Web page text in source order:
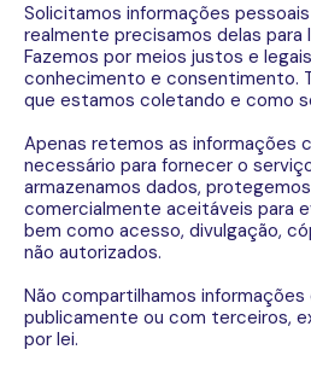
Solicitamos informações
realmente precisamos delas para
Fazemos por meios justos e
conhecimento e consentimento.
que estamos coletando e como
Apenas retemos as informações
necessário para fornecer o
armazenamos dados,
comercialmente aceitáveis ​​para
bem como acesso, divulgação,
não autorizados.
Não compartilhamos
publicamente ou com terceiros,
por lei.